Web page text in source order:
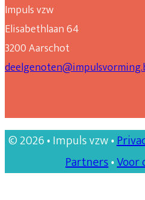
Impuls vzw
Elisabethlaan 64
3200 Aarschot
© 2026 • Impuls vzw •
Partners•Voor